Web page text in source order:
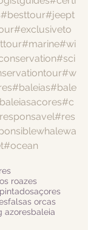
#besttour#jeept
#exclusiveto
#marine#wi
#sci
#w
#baleias#bale
#c
#res
#ocean
roazes
açores
falsas orcas
azoresbaleia